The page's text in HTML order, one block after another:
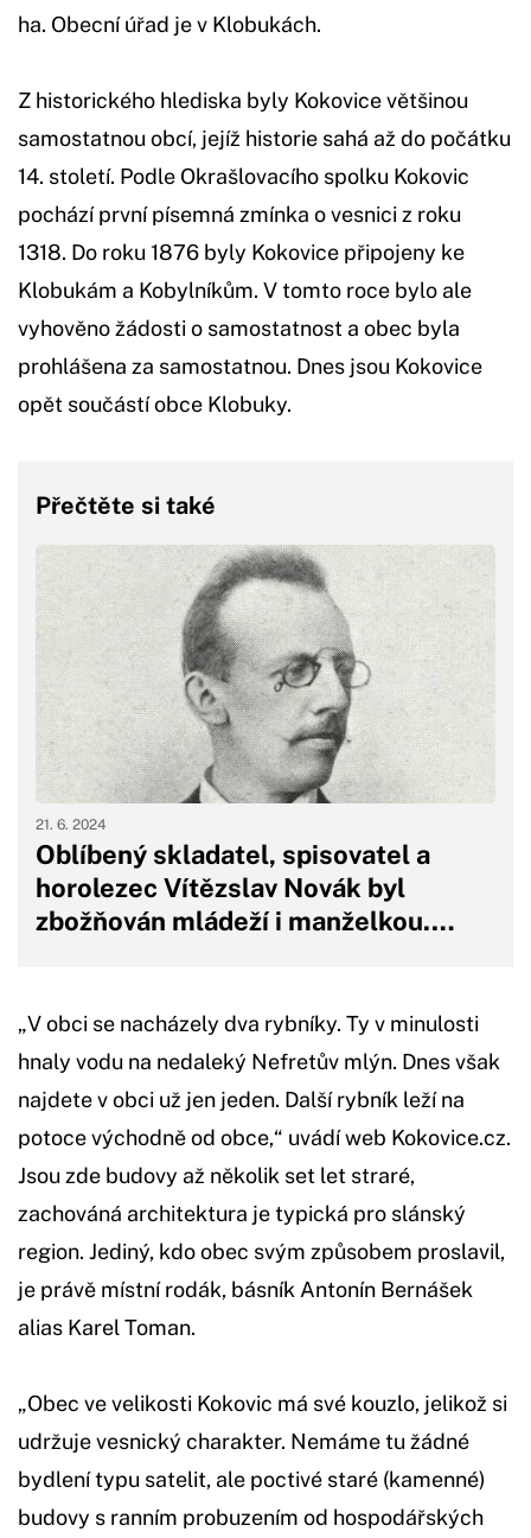
ha. Obecní úřad je v Klobukách.
Z historického hlediska byly Kokovice většinou
samostatnou obcí, jejíž historie sahá až do počátku
14. století. Podle Okrašlovacího spolku Kokovic
pochází první písemná zmínka o vesnici z roku
1318. Do roku 1876 byly Kokovice připojeny ke
Klobukám a Kobylníkům. V tomto roce bylo ale
vyhověno žádosti o samostatnost a obec byla
prohlášena za samostatnou. Dnes jsou Kokovice
opět součástí obce Klobuky.
Přečtěte si také
Oblíbený skladatel, spisovatel a
horolezec Vítězslav Novák byl
zbožňován mládeží i manželkou.…
21. 6. 2024
„V obci se nacházely dva rybníky. Ty v minulosti
hnaly vodu na nedaleký Nefretův mlýn. Dnes však
najdete v obci už jen jeden. Další rybník leží na
potoce východně od obce,“ uvádí web Kokovice.cz.
Jsou zde budovy až několik set let straré,
zachováná architektura je typická pro slánský
region. Jediný, kdo obec svým způsobem proslavil,
je právě místní rodák, básník Antonín Bernášek
alias Karel Toman.
„Obec ve velikosti Kokovic má své kouzlo, jelikož si
udržuje vesnický charakter. Nemáme tu žádné
bydlení typu satelit, ale poctivé staré (kamenné)
budovy s ranním probuzením od hospodářských